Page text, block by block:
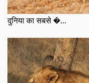
दुनिया का सबसे �...